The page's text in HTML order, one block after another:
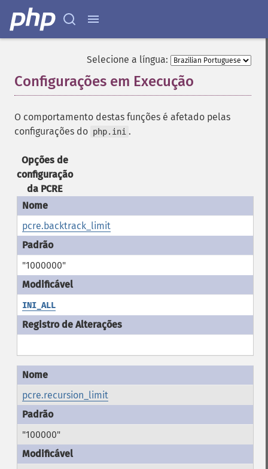
Selecione a língua:
Configurações em Execução
O comportamento destas funções é afetado pelas
configurações do php.ini .
Opções de
configuração
da PCRE
pcre.backtrack_limit
"1000000"
INI_ALL
pcre.recursion_limit
"100000"